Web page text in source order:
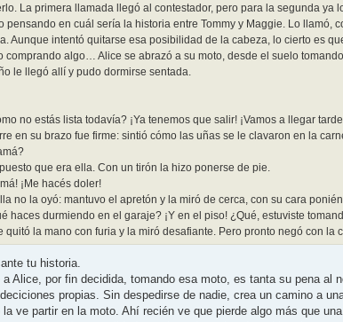
La primera llamada llegó al contestador, pero para la segunda
pensando en cuál sería la historia entre Tommy y Maggie. Lo llamó,
Aunque intentó quitarse esa posibilidad de la cabeza, lo cierto es
comprando algo… Alice se abrazó a su moto, desde el suelo
le llegó allí y pudo dormirse sentada.
no estás lista todavía? ¡Ya tenemos que salir! ¡Vamos a llegar
en su brazo fue firme: sintió cómo las uñas se le clavaron en la
que era ella. Con un tirón la hizo ponerse de pie.
¡Me hacés doler!
no la oyó: mantuvo el apretón y la miró de cerca, con su cara
haces durmiendo en el garaje? ¡Y en el piso! ¿Qué, estuviste
quitó la mano con furia y la miró desafiante. Pero pronto negó con
tu historia.
a Alice, por fin decidida, tomando esa moto, es tanta su pena
propias. Sin despedirse de nadie, crea un camino a
ve partir en la moto. Ahí recién ve que pierde algo más que